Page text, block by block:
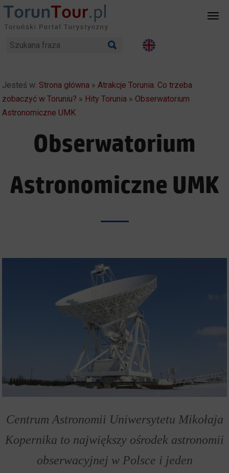
Jesteś w: Strona główna »Atrakcje Torunia. Co trzeba
zobaczyć w Toruniu? » Hity Torunia » Obserwatorium
Astronomiczne UMK
Obserwatorium
Astronomiczne UMK
Centrum Astronomii Uniwersytetu Mikołaja
Kopernika to największy ośrodek astronomii
obserwacyjnej w Polsce i jeden